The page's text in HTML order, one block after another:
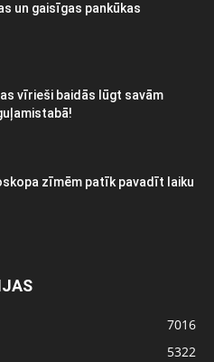
un gaisīgas pankūkas
vīrieši baidās lūgt savām
zīmēm patīk pavadīt laiku
7016
5322